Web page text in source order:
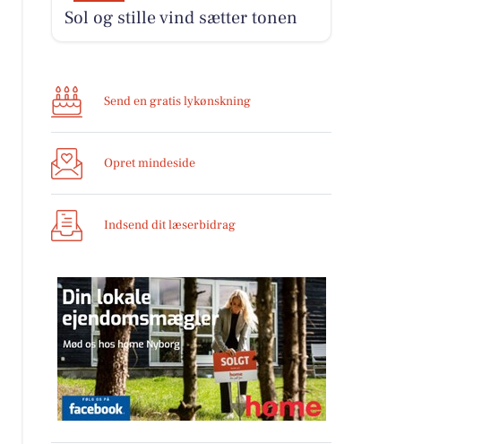
Sol og stille vind sætter tonen
Send en gratis lykønskning
Opret mindeside
Indsend dit læserbidrag